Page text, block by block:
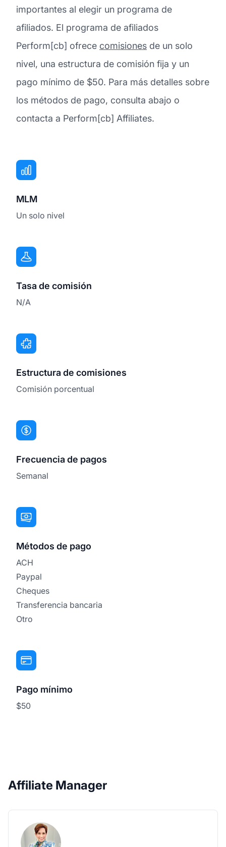
importantes al elegir un programa de
afiliados. El programa de afiliados
Perform[cb] ofrece comisiones de un solo
nivel, una estructura de comisión fija y un
pago mínimo de $50. Para más detalles sobre
los métodos de pago, consulta abajo o
contacta a Perform[cb] Affiliates.
MLM
Un solo nivel
Tasa de comisión
N/A
Estructura de comisiones
Comisión porcentual
Frecuencia de pagos
Semanal
Métodos de pago
ACH
Paypal
Cheques
Transferencia bancaria
Otro
Pago mínimo
$50
Affiliate Manager